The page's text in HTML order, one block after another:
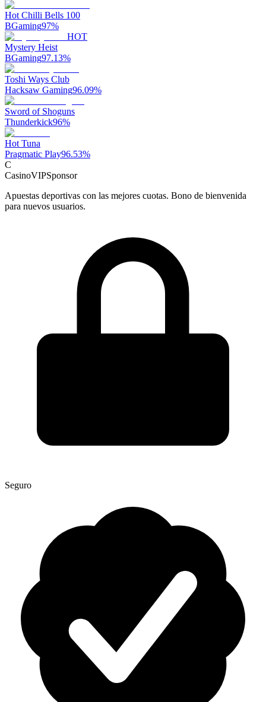
Hot Chilli Bells 100
BGaming97%
HOT
Mystery Heist
BGaming97.13%
Toshi Ways Club
Hacksaw Gaming96.09%
Sword of Shoguns
Thunderkick96%
Hot Tuna
Pragmatic Play96.53%
C
CasinoVIPSponsor
Apuestas deportivas con las mejores cuotas. Bono de bienvenida
para nuevos usuarios.
Seguro